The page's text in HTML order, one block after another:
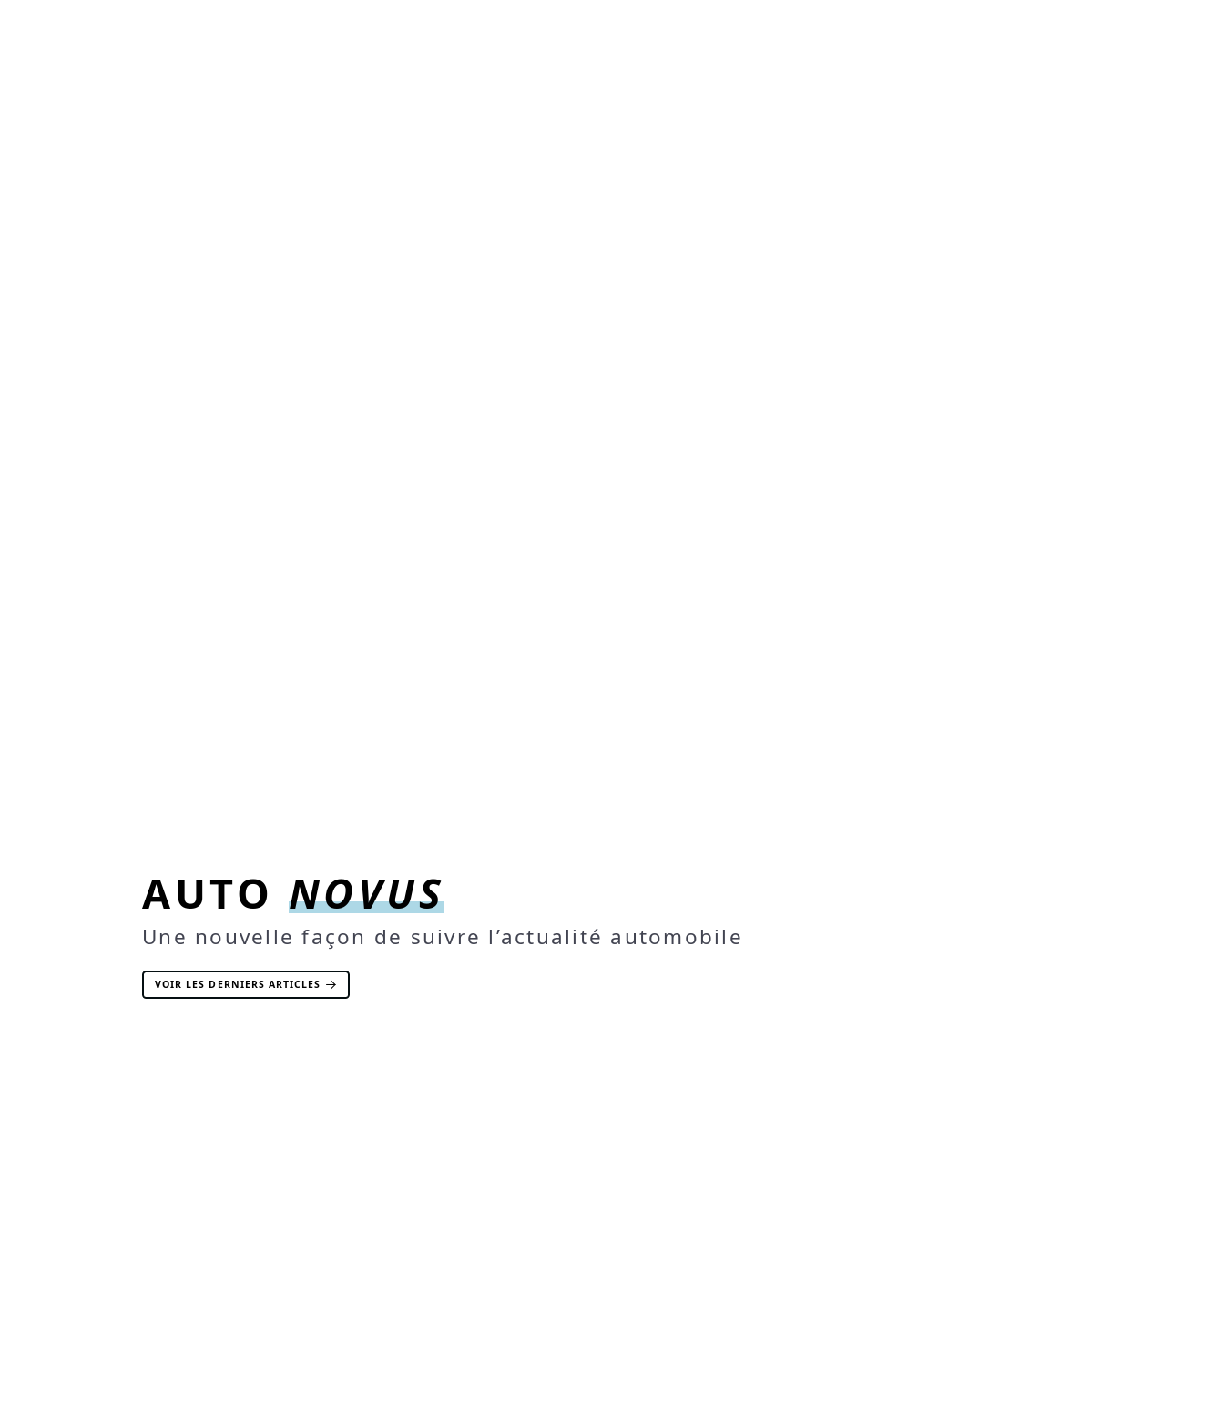
AUTO NOVUS
Une nouvelle façon de suivre l’actualité automobile
VOIR LES DERNIERS ARTICLES